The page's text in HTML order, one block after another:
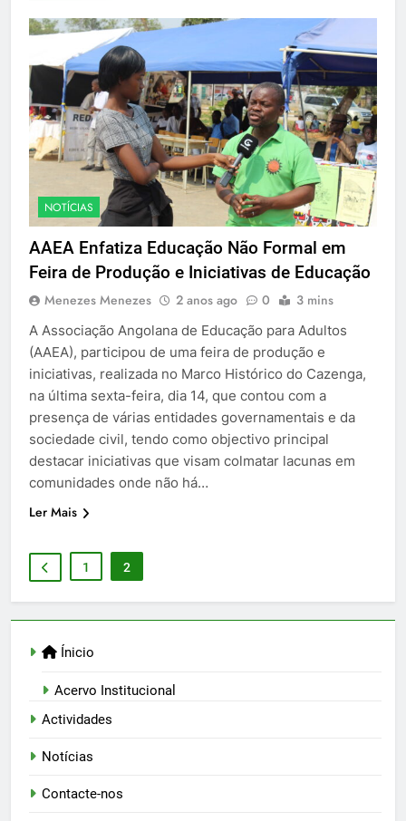
Ínicio
Acervo Institucional
Actividades
Notícias
Contacte-nos
NOTÍCIAS
AAEA Enfatiza Educação Não Formal em
Feira de Produção e Iniciativas de Educação
Menezes Menezes 2 anos ago 0 3 mins
A Associação Angolana de Educação para Adultos
(AAEA), participou de uma feira de produção e
iniciativas, realizada no Marco Histórico do Cazenga,
na última sexta-feira, dia 14, que contou com a
presença de várias entidades governamentais e da
sociedade civil, tendo como objectivo principal
destacar iniciativas que visam colmatar lacunas em
comunidades onde não há…
Ler Mais
1 2